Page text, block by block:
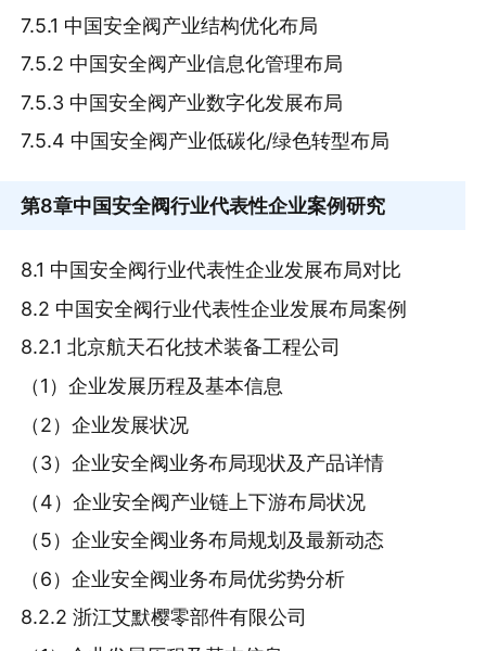
7.5.1 中国安全阀产业结构优化布局
7.5.2 中国安全阀产业信息化管理布局
7.5.3 中国安全阀产业数字化发展布局
7.5.4 中国安全阀产业低碳化/绿色转型布局
第8章中国安全阀行业代表性企业案例研究
8.1 中国安全阀行业代表性企业发展布局对比
8.2 中国安全阀行业代表性企业发展布局案例
8.2.1 北京航天石化技术装备工程公司
（1）企业发展历程及基本信息
（2）企业发展状况
（3）企业安全阀业务布局现状及产品详情
（4）企业安全阀产业链上下游布局状况
（5）企业安全阀业务布局规划及最新动态
（6）企业安全阀业务布局优劣势分析
8.2.2 浙江艾默樱零部件有限公司